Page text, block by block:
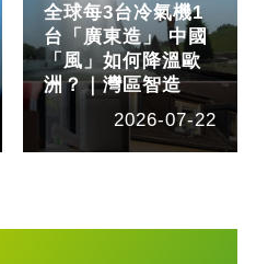
全球每3台冷氣機1
台「廣東造」 中國
「風」如何降溫歐
洲？｜灣區智造
2026-07-22